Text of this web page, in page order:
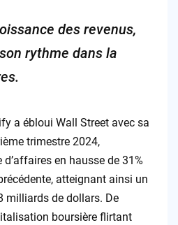
des revenus,
rythme dans la
a ébloui Wall Street avec sa
trimestre 2024,
en hausse de 31%
atteignant ainsi un
milliards de dollars. De
boursière flirtant